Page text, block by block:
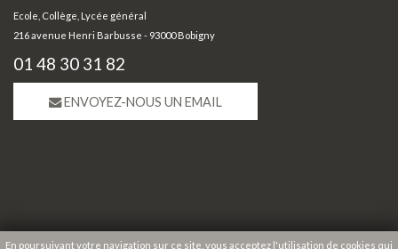
Ecole, Collège, Lycée général
216 avenue Henri Barbusse - 93000 Bobigny
01 48 30 31 82
ENVOYEZ-NOUS UN EMAIL
En poursuivant votre navigation sur ce site, vous acceptez l'utilisation de cookies qui